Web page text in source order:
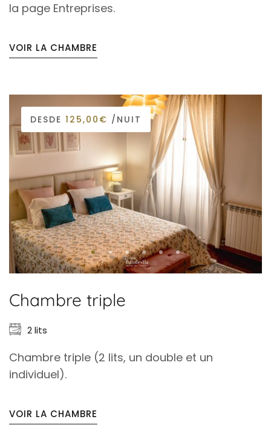
la page Entreprises.
VOIR LA CHAMBRE
DESDE 125,00€ /NUIT
Chambre triple
2 lits
Chambre triple (2 lits, un double et un
individuel).
VOIR LA CHAMBRE